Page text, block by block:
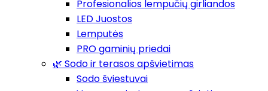
Profesionalios lempučių girliandos
LED Juostos
Lemputės
PRO gaminių priedai
🌿 Sodo ir terasos apšvietimas
Sodo šviestuvai